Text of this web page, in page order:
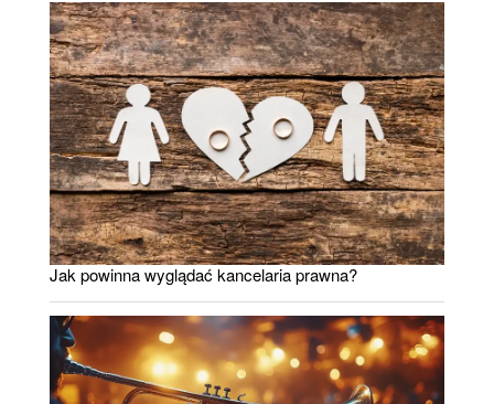
Jak powinna wyglądać kancelaria prawna?